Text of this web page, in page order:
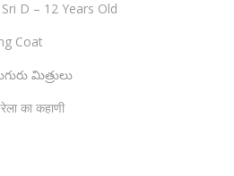
D – 12 Years Old
Coat
మిత్రులు
का कहाणी